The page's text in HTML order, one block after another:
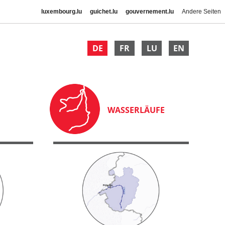
luxembourg.lu guichet.lu gouvernement.lu Andere Seiten
DE FR LU EN
WASSERLÄUFE